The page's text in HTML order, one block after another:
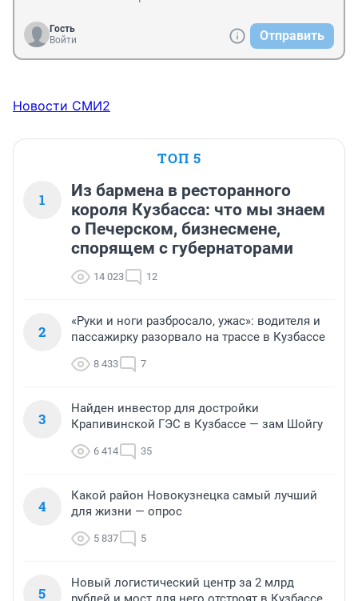
Гость
Войти
Отправить
Новости СМИ2
ТОП 5
1
Из бармена в ресторанного
короля Кузбасса: что мы знаем
о Печерском, бизнесмене,
спорящем с губернаторами
14 023 12
2
«Руки и ноги разбросало, ужас»: водителя и
пассажирку разорвало на трассе в Кузбассе
8 433 7
3
Найден инвестор для достройки
Крапивинской ГЭС в Кузбассе — зам Шойгу
6 414 35
4
Какой район Новокузнецка самый лучший
для жизни — опрос
5 837 5
5
Новый логистический центр за 2 млрд